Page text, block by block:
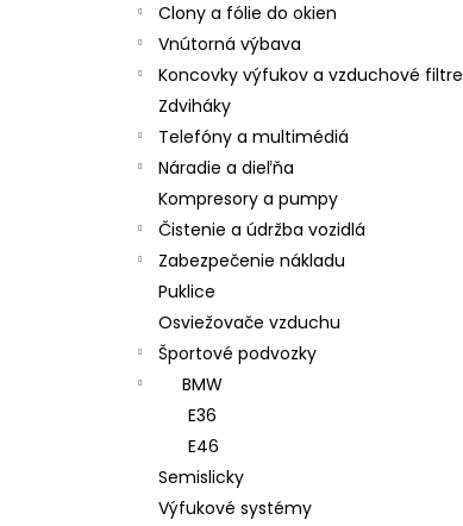
Clony a fólie do okien
Vnútorná výbava
Koncovky výfukov a vzduchové filtre
Zdviháky
Telefóny a multimédiá
Náradie a dieľňa
Kompresory a pumpy
Čistenie a údržba vozidlá
Zabezpečenie nákladu
Puklice
Osviežovače vzduchu
Športové podvozky
BMW
E36
E46
Semislicky
Výfukové systémy